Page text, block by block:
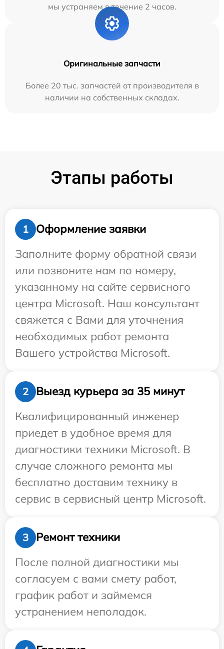
мы устраняем в течение 2 часов.
Оригинальные запчасти
Более 20 тыс. запчастей от производителя в
наличии на собственных складах.
Этапы работы
1
Оформление заявки
Заполните форму обратной связи
или позвоните нам по номеру,
указанному на сайте сервисного
центра Microsoft. Наш консультант
свяжется с Вами для уточнения
необходимых работ ремонта
Вашего устройства Microsoft.
2
Выезд курьера за 35 минут
Квалифицированный инженер
приедет в удобное время для
диагностики техники Microsoft. В
случае сложного ремонта мы
бесплатно доставим технику в
сервис в сервисный центр Microsoft.
3
Ремонт техники
После полной диагностики мы
согласуем с вами смету работ,
график работ и займемся
устранением неполадок.